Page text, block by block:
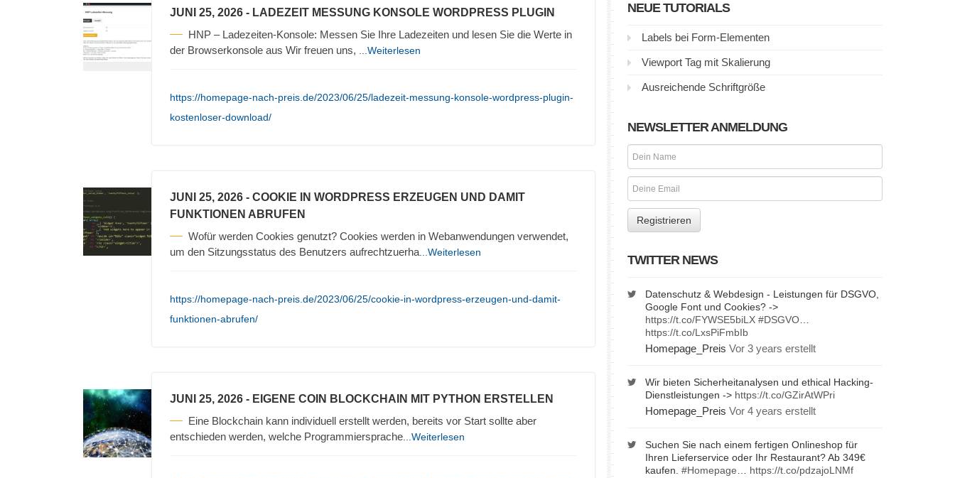
JUNI 25, 2026 - LADEZEIT MESSUNG KONSOLE WORDPRESS PLUGIN
HNP – Ladezeiten-Konsole: Messen Sie Ihre Ladezeiten und lesen Sie die Werte in
der Browserkonsole aus Wir freuen uns,
...Weiterlesen
https://homepage-nach-preis.de/2023/06/25/ladezeit-messung-konsole-wordpress-plugin-
kostenloser-download/
JUNI 25, 2026 - COOKIE IN WORDPRESS ERZEUGEN UND DAMIT
FUNKTIONEN ABRUFEN
Wofür werden Cookies genutzt? Cookies werden in Webanwendungen verwendet,
um den Sitzungsstatus des Benutzers aufrechtzuerha ...Weiterlesen
https://homepage-nach-preis.de/2023/06/25/cookie-in-wordpress-erzeugen-und-damit-
funktionen-abrufen/
JUNI 25, 2026 - EIGENE COIN BLOCKCHAIN MIT PYTHON ERSTELLEN
Eine Blockchain kann individuell erstellt werden, bereits vor Start sollte aber
entschieden werden, welche Programmiersprache ...Weiterlesen
NEUE TUTORIALS
Labels bei Form-Elementen
Viewport Tag mit Skalierung
Ausreichende Schriftgröße
NEWSLETTER ANMELDUNG
TWITTER NEWS
Datenschutz & Webdesign - Leistungen für DSGVO,
Google Font und Cookies? ->
https://t.co/FYWSE5biLX #DSGVO…
https://t.co/LxsPiFmbIb
Homepage_Preis Vor 3 years erstellt
Wir bieten Sicherheitanalysen und ethical Hacking-
Dienstleistungen -> https://t.co/GZirAtWPri
Homepage_Preis Vor 4 years erstellt
Suchen Sie nach einem fertigen Onlineshop für
Ihren Lieferservice oder Ihr Restaurant? Ab 349€
kaufen. #Homepage https://t.co/pdzajoLNMf